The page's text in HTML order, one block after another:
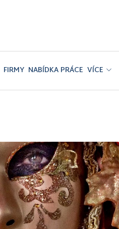
FIRMY NABÍDKA PRÁCE VÍCE